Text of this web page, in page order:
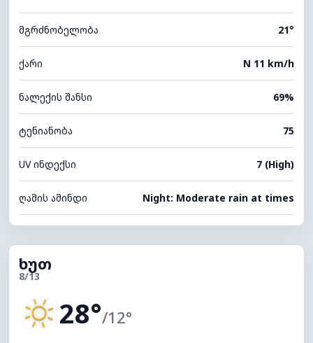
მგრძნობელობა 21°
ქარი N 11 km/h
ნალექის შანსი 69%
ტენიანობა 75
UV ინდექსი 7 (High)
ღამის ამინდი Night: Moderate rain at times
ხუთ
8/13
28°/12°